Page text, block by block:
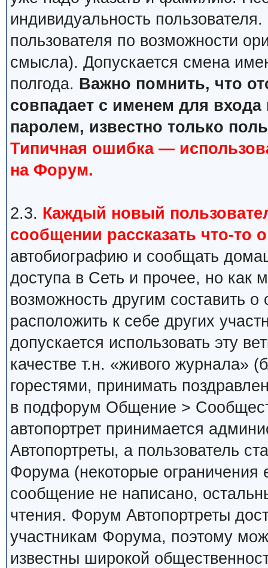
индивидуальность
пользователя по возможности
смысла). Допускается смена
полгода. Важно помнить, что
совпадает с именем для
паролем, известно только
Типичная ошибка —
на Форум.
2.3. Каждый новый
сообщении рассказать что-то
автобиографию и сообщать
доступа в Сеть и прочее, но как
возможность другим составить
расположить к себе других
допускается использовать эту
качестве т.н. «живого журнала»
горестями, принимать
в подфорум Общение >
автопортрет принимается
Автопортреты, а пользователь
Форума (некоторые
сообщение не написано,
чтения. Форум Автопортреты
участникам Форума, поэтому
известны широкой